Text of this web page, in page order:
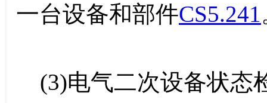
一台设备和部件CS5.241
(3)电气二次设备状态